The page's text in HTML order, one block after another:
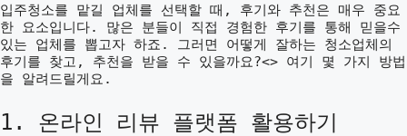
입주청소를 맡길 업체를 선택할 때, 후기와 추천은 매우 중요
한 요소입니다. 많은 분들이 직접 경험한 후기를 통해 믿을수
있는 업체를 뽑고자 하죠. 그러면 어떻게 잘하는 청소업체의
후기를 찾고, 추천을 받을 수 있을까요?<> 여기 몇 가지 방법
을 알려드릴게요.
1. 온라인 리뷰 플랫폼 활용하기